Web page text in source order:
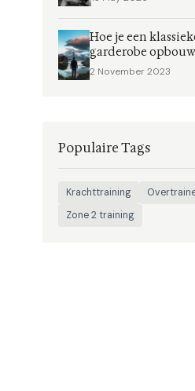
Hoe je een
garderobe
2 November 2023
Populaire Tags
Krachttraining
Zone 2 training